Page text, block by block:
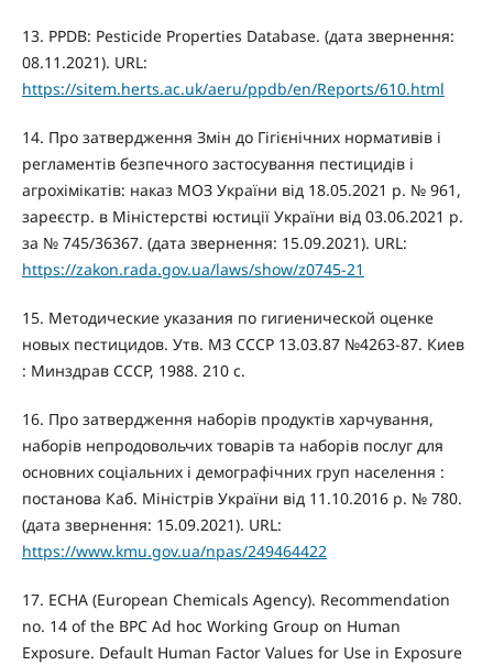
13. PPDB: Pesticide Properties Database. (дата звернення:
08.11.2021). URL:
https://sitem.herts.ac.uk/aeru/ppdb/en/Reports/610.html
14. Про затвердження Змін до Гігієнічних нормативів і
регламентів безпечного застосування пестицидів і
агрохімікатів: наказ МОЗ України від 18.05.2021 р. № 961,
зареєстр. в Міністерстві юстиції України від 03.06.2021 р.
за № 745/36367. (дата звернення: 15.09.2021). URL:
https://zakon.rada.gov.ua/laws/show/z0745-21
15. Методические указания по гигиенической оценке
новых пестицидов. Утв. МЗ СССР 13.03.87 №4263-87. Киев
: Минздрав СССР, 1988. 210 с.
16. Про затвердження наборів продуктів харчування,
наборів непродовольчих товарів та наборів послуг для
основних соціальних і демографічних груп населення :
постанова Каб. Міністрів України від 11.10.2016 р. № 780.
(дата звернення: 15.09.2021). URL:
https://www.kmu.gov.ua/npas/249464422
17. ECHA (European Chemicals Agency). Recommendation
no. 14 of the BPC Ad hoc Working Group on Human
Exposure. Default Human Factor Values for Use in Exposure